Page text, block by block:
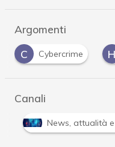
Argomenti
H Hacking
Canali
le ultime news in